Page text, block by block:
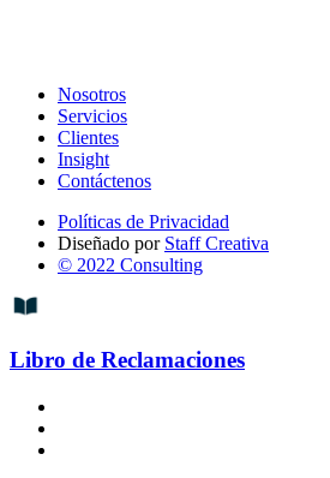
Nosotros
Servicios
Clientes
Insight
Contáctenos
Políticas de Privacidad
Diseñado por Staff Creativa
© 2022 Consulting
Libro de Reclamaciones